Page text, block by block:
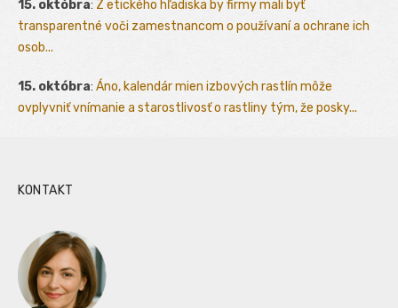
15. októbra: Z etického hľadiska by firmy mali byť
transparentné voči zamestnancom o používaní a ochrane ich
osob...
15. októbra: Áno, kalendár mien izbových rastlín môže
ovplyvniť vnímanie a starostlivosť o rastliny tým, že posky...
KONTAKT